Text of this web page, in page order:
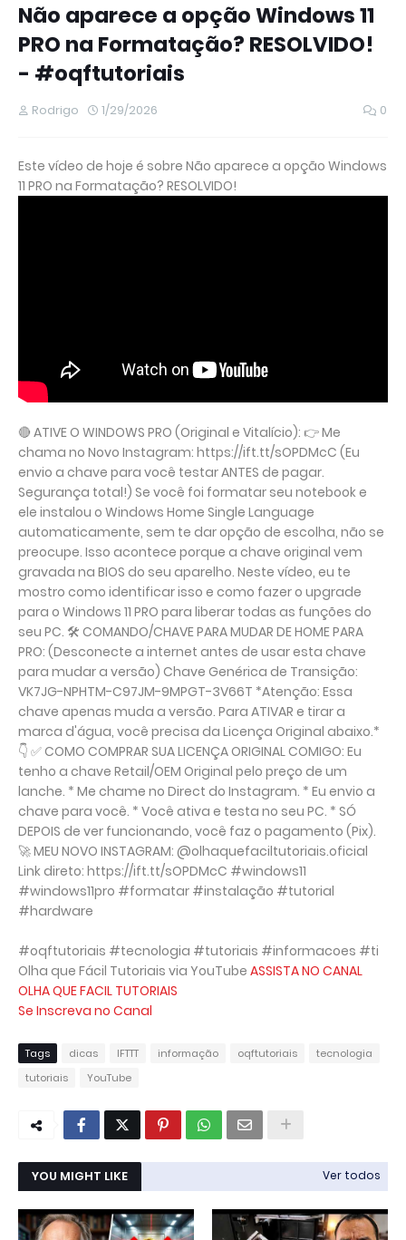
Não aparece a opção Windows 11
PRO na Formatação? RESOLVIDO!
- #oqftutoriais
Rodrigo 1/29/2026 0
Este vídeo de hoje é sobre Não aparece a opção Windows
11 PRO na Formatação? RESOLVIDO!
🔴 ATIVE O WINDOWS PRO (Original e Vitalício): 👉 Me
chama no Novo Instagram: https://ift.tt/sOPDMcC (Eu
envio a chave para você testar ANTES de pagar.
Segurança total!) Se você foi formatar seu notebook e
ele instalou o Windows Home Single Language
automaticamente, sem te dar opção de escolha, não se
preocupe. Isso acontece porque a chave original vem
gravada na BIOS do seu aparelho. Neste vídeo, eu te
mostro como identificar isso e como fazer o upgrade
para o Windows 11 PRO para liberar todas as funções do
seu PC. 🛠️ COMANDO/CHAVE PARA MUDAR DE HOME PARA
PRO: (Desconecte a internet antes de usar esta chave
para mudar a versão) Chave Genérica de Transição:
VK7JG-NPHTM-C97JM-9MPGT-3V66T *Atenção: Essa
chave apenas muda a versão. Para ATIVAR e tirar a
marca d'água, você precisa da Licença Original abaixo.*
👇 ✅ COMO COMPRAR SUA LICENÇA ORIGINAL COMIGO: Eu
tenho a chave Retail/OEM Original pelo preço de um
lanche. * Me chame no Direct do Instagram. * Eu envio a
chave para você. * Você ativa e testa no seu PC. * SÓ
DEPOIS de ver funcionando, você faz o pagamento (Pix).
🚀 MEU NOVO INSTAGRAM: @olhaquefaciltutoriais.oficial
Link direto: https://ift.tt/sOPDMcC #windows11
#windows11pro #formatar #instalação #tutorial
#hardware
#oqftutoriais #tecnologia #tutoriais #informacoes #ti
Olha que Fácil Tutoriais via YouTube ASSISTA NO CANAL
OLHA QUE FACIL TUTORIAIS
Se Inscreva no Canal
Tags dicas IFTTT informação oqftutoriais
tecnologia
tutoriais
YouTube
YOU MIGHT LIKE Ver todos